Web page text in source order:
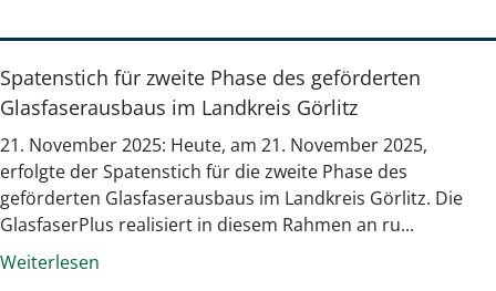
Spatenstich für zweite Phase des geförderten
Glasfaserausbaus im Landkreis Görlitz
21. November 2025: Heute, am 21. November 2025,
erfolgte der Spatenstich für die zweite Phase des
geförderten Glasfaserausbaus im Landkreis Görlitz. Die
GlasfaserPlus realisiert in diesem Rahmen an ru...
Weiterlesen